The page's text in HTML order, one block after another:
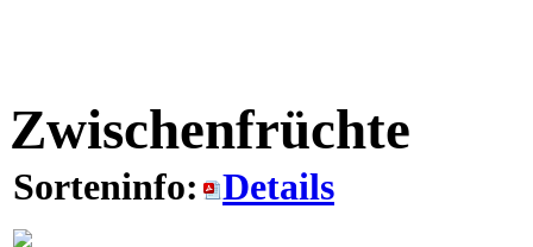
Zwischenfrüchte
Sorteninfo: Details